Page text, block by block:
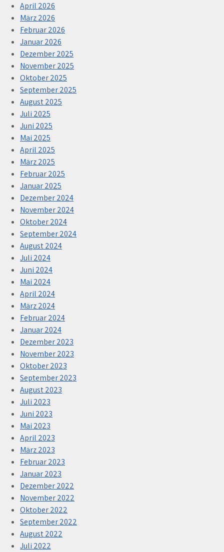
April 2026
März 2026
Februar 2026
Januar 2026
Dezember 2025
November 2025
Oktober 2025
September 2025
August 2025
Juli 2025
Juni 2025
Mai 2025
April 2025
März 2025
Februar 2025
Januar 2025
Dezember 2024
November 2024
Oktober 2024
September 2024
August 2024
Juli 2024
Juni 2024
Mai 2024
April 2024
März 2024
Februar 2024
Januar 2024
Dezember 2023
November 2023
Oktober 2023
September 2023
August 2023
Juli 2023
Juni 2023
Mai 2023
April 2023
März 2023
Februar 2023
Januar 2023
Dezember 2022
November 2022
Oktober 2022
September 2022
August 2022
Juli 2022